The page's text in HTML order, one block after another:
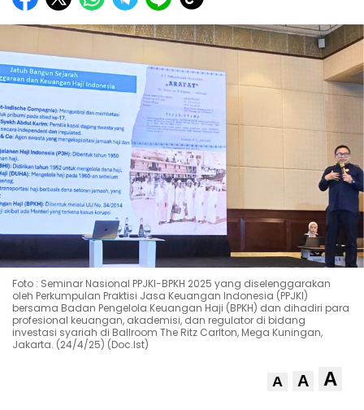
Foto : Seminar Nasional PPJKI-BPKH 2025 yang diselenggarakan
oleh Perkumpulan Praktisi Jasa Keuangan Indonesia (PPJKI)
bersama Badan Pengelola Keuangan Haji (BPKH) dan dihadiri para
profesional keuangan, akademisi, dan regulator di bidang
investasi syariah di Ballroom The Ritz Carlton, Mega Kuningan,
Jakarta. (24/4/25) (Doc.Ist)
A A A